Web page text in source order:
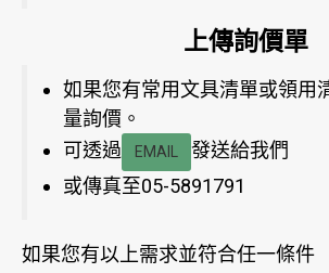
上傳詢價單
如果您有常用文具清單或領用
量詢價。
可透過
EMAIL
發送給我們
或傳真至05-5891791
如果您有以上需求並符合任一條件